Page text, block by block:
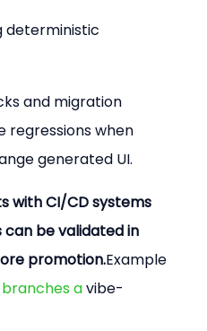
and migration
regressions when
generated UI.
with CI/CD systems
be validated in
promotion.Example
a vibe-